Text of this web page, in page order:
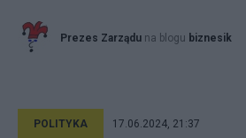
Prezes Zarządu na blogu biznesik
POLITYKA 17.06.2024, 21:37